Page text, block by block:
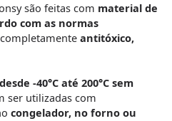
são feitas com material de
com as normas
antitóxico,
-40°C até 200°C sem
ser utilizadas com
congelador, no forno ou